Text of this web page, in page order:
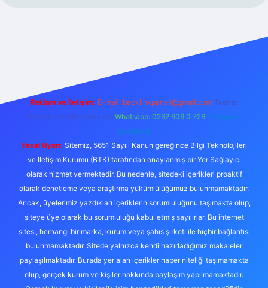
Reklam ve İletişim: E-mail: backlinkpaneli@gmail.com Teams:
forumhizmeti@gmail.com Whatsapp: 0262 606 0 726 Telegram:
@karabul
Yasal Uyarı: Sitemiz, 5651 Sayılı Kanun gereğince Bilgi Teknolojileri
ve İletişim Kurumu (BTK) tarafından onaylanmış bir Yer Sağlayıcı
olarak hizmet vermektedir. Bu nedenle, sitedeki içerikleri proaktif
olarak denetleme veya araştırma yükümlülüğümüz bulunmamaktadır.
Ancak, üyelerimiz yazdıkları içeriklerin sorumluluğunu taşımakta olup,
siteye üye olarak bu sorumluluğu kabul etmiş sayılırlar. Bu internet
sitesi, herhangi bir marka, kurum veya şahıs şirketi ile hiçbir bağlantısı
bulunmamaktadır. Sitede yalnızca kendi hazırladığımız makaleler
paylaşılmaktadır. Burada yer alan içerikler haber niteliği taşımamakta
olup, gerçek kurum ve kişiler hakkında paylaşım yapılmamaktadır.